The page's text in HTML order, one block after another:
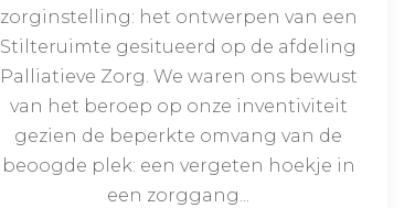
zorginstelling: het ontwerpen van een
Stilteruimte gesitueerd op de afdeling
Palliatieve Zorg. We waren ons bewust
van het beroep op onze inventiviteit
gezien de beperkte omvang van de
beoogde plek: een vergeten hoekje in
een zorggang...